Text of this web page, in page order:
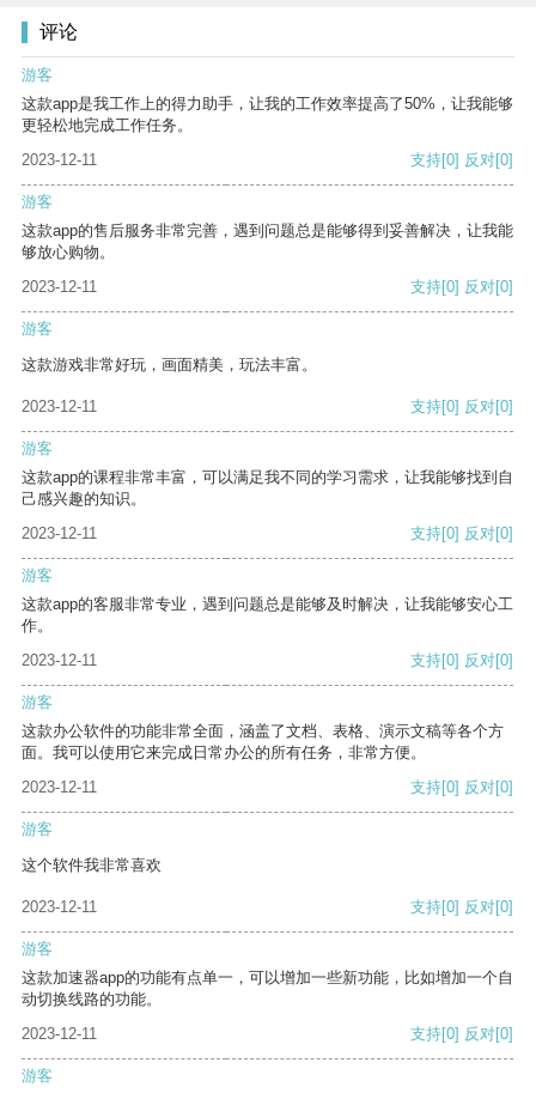
评论
游客
这款app是我工作上的得力助手，让我的工作效率提高了50%，让我能够
更轻松地完成工作任务。
2023-12-11
支持[0] 反对[0]
游客
这款app的售后服务非常完善，遇到问题总是能够得到妥善解决，让我能
够放心购物。
2023-12-11
支持[0] 反对[0]
游客
这款游戏非常好玩，画面精美，玩法丰富。
2023-12-11 支持[0] 反对[0]
游客
这款app的课程非常丰富，可以满足我不同的学习需求，让我能够找到自
己感兴趣的知识。
2023-12-11
支持[0] 反对[0]
游客
这款app的客服非常专业，遇到问题总是能够及时解决，让我能够安心工
作。
2023-12-11
支持[0] 反对[0]
游客
这款办公软件的功能非常全面，涵盖了文档、表格、演示文稿等各个方
面。我可以使用它来完成日常办公的所有任务，非常方便。
2023-12-11
支持[0] 反对[0]
游客
这个软件我非常喜欢
2023-12-11 支持[0] 反对[0]
游客
这款加速器app的功能有点单一，可以增加一些新功能，比如增加一个自
动切换线路的功能。
2023-12-11
支持[0] 反对[0]
游客